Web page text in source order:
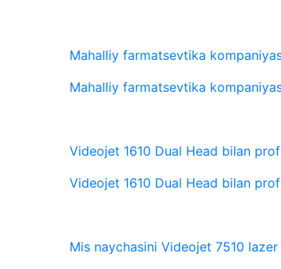
Mahalliy farmatsevtika
Mahalliy farmatsevtika
Videojet 1610 Dual Head bilan
Videojet 1610 Dual Head bilan
Mis naychasini Videojet 7510